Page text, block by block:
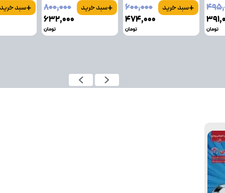
تومان
+سبد خرید
۶۰۰٬۰۰۰
۴۷۴٬۰۰۰
تومان
+سبد خرید
۸۰۰٬۰۰۰
۶۳۲٬۰۰۰
تومان
+سبد خرید